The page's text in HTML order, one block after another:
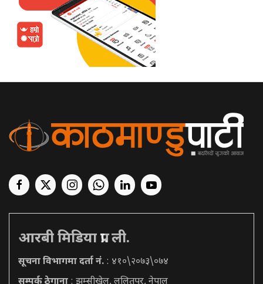
आरबी मिडिया प्रा. ली.
सूचना विभागमा दर्ता नं. : ४१०\२०७३\०७४